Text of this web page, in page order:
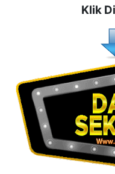
Klik